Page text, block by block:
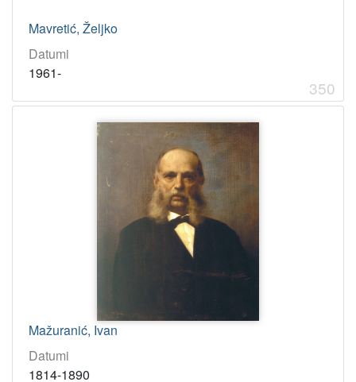
Mavretić, Željko
Datumi
1961-
350
Mažuranić, Ivan
Datumi
1814-1890